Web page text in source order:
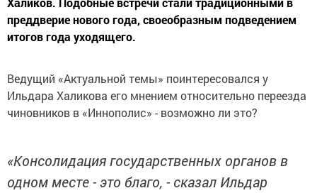
преддверие нового года, своеобразным подведением
итогов года уходящего.
Ведущий «Актуальной темы» поинтересовался у
Ильдара Халикова его мнением относительно переезда
чиновников в «Иннополис» - возможно ли это?
«Консолидация государственных органов в
одном месте - это благо, - сказал Ильдар